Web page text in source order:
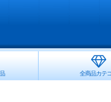
全商品カテ